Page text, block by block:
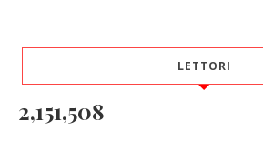
LETTORI
2,151,508